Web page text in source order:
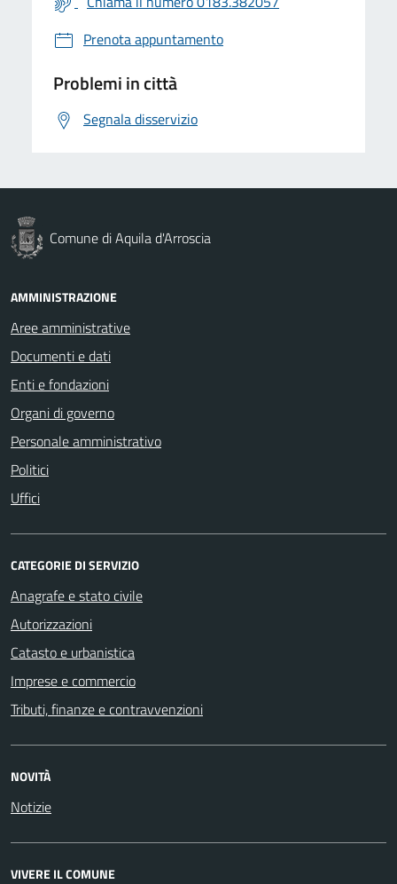
Prenota appuntamento
Problemi in città
Segnala disservizio
Comune di Aquila d'Arroscia
AMMINISTRAZIONE
Aree amministrative
Documenti e dati
Enti e fondazioni
Organi di governo
Personale amministrativo
Politici
Uffici
CATEGORIE DI SERVIZIO
Anagrafe e stato civile
Autorizzazioni
Catasto e urbanistica
Imprese e commercio
Tributi, finanze e contravvenzioni
NOVITÀ
Notizie
VIVERE IL COMUNE